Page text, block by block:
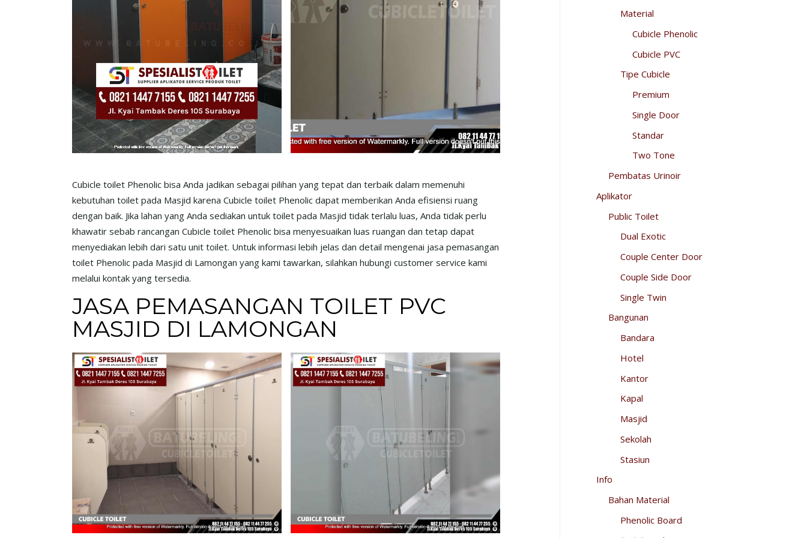
Cubicle toilet Phenolic bisa Anda jadikan sebagai pilihan yang tepat dan terbaik dalam memenuhi
kebutuhan toilet pada Masjid karena Cubicle toilet Phenolic dapat memberikan Anda efisiensi ruang
dengan baik. Jika lahan yang Anda sediakan untuk toilet pada Masjid tidak terlalu luas, Anda tidak perlu
khawatir sebab rancangan Cubicle toilet Phenolic bisa menyesuaikan luas ruangan dan tetap dapat
menyediakan lebih dari satu unit toilet. Untuk informasi lebih jelas dan detail mengenai jasa pemasangan
toilet Phenolic pada Masjid di Lamongan yang kami tawarkan, silahkan hubungi customer service kami
melalui kontak yang tersedia.
JASA PEMASANGAN TOILET PVC
MASJID DI LAMONGAN
Material
Cubicle Phenolic
Cubicle PVC
Tipe Cubicle
Premium
Single Door
Standar
Two Tone
Pembatas Urinoir
Aplikator
Public Toilet
Dual Exotic
Couple Center Door
Couple Side Door
Single Twin
Bangunan
Bandara
Hotel
Kantor
Kapal
Masjid
Sekolah
Stasiun
Info
Bahan Material
Phenolic Board